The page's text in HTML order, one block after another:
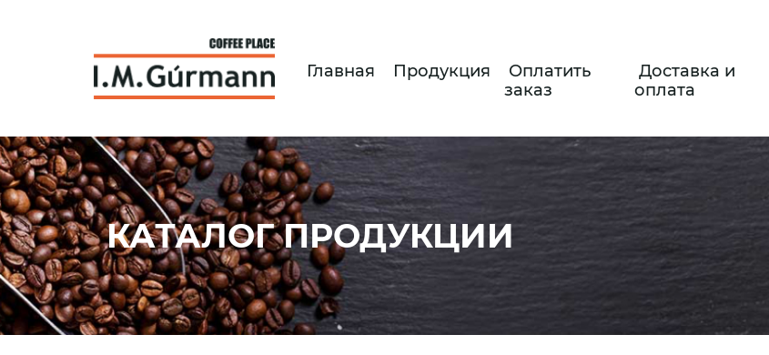
Главная Продукция
Оплатить
заказ
Доставка и
оплата
КАТАЛОГ ПРОДУКЦИИ